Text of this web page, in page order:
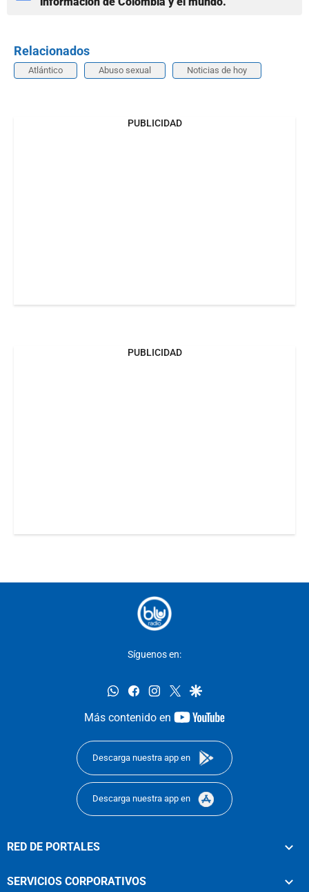
Relacionados
Atlántico Abuso sexual Noticias de hoy
PUBLICIDAD
PUBLICIDAD
Síguenos en:
whatsappfacebookinstagram
twittergoogle
Más contenido en
youtube-
Descarga nuestra app en
Descarga nuestra app en
RED DE PORTALES
SERVICIOS CORPORATIVOS